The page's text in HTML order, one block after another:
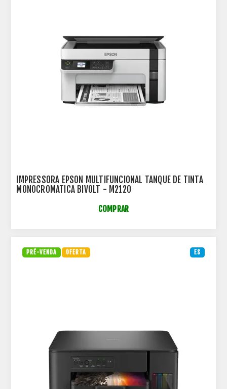
IMPRESSORA EPSON MULTIFUNCIONAL TANQUE DE TINTA
MONOCROMATICA BIVOLT - M2120
COMPRAR
ES
PRÉ-VENDA OFERTA